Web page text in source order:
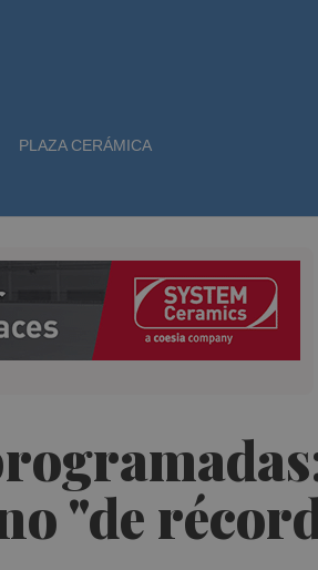
PLAZA CERÁMICA
"de